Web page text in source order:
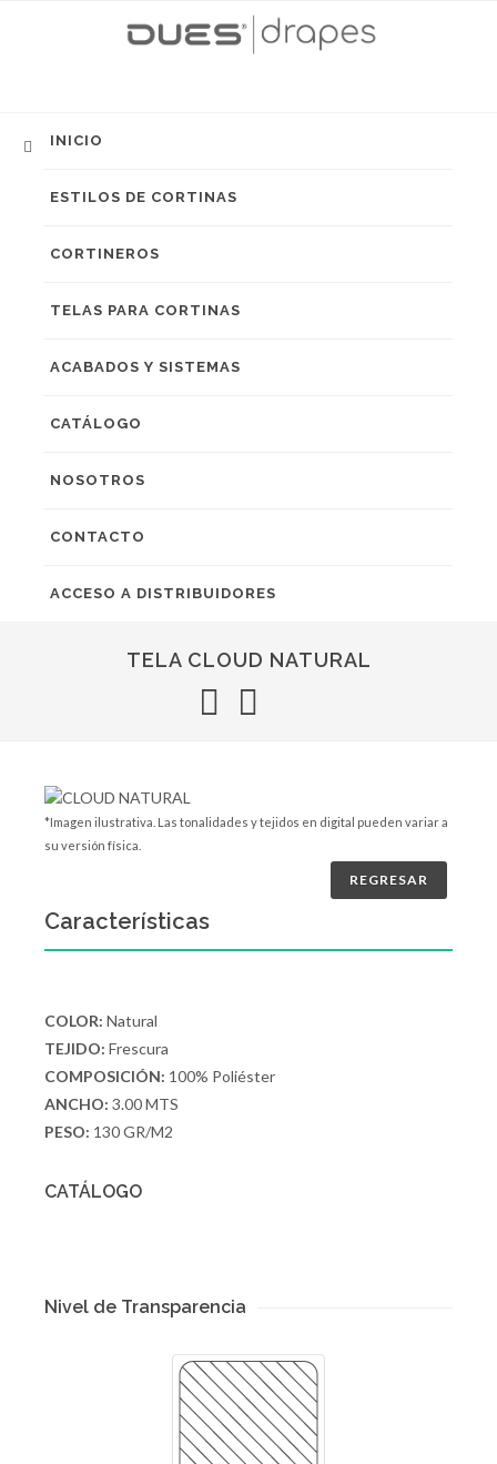
INICIO
ESTILOS DE CORTINAS
CORTINEROS
TELAS PARA CORTINAS
ACABADOS Y SISTEMAS
CATÁLOGO
NOSOTROS
CONTACTO
ACCESO A DISTRIBUIDORES
TELA CLOUD NATURAL
*Imagen ilustrativa. Las tonalidades y tejidos en digital pueden variar a
su versión física.
REGRESAR
Características
COLOR: Natural
TEJIDO: Frescura
COMPOSICIÓN: 100% Poliéster
ANCHO: 3.00 MTS
PESO: 130 GR/M2
CATÁLOGO
Nivel de Transparencia